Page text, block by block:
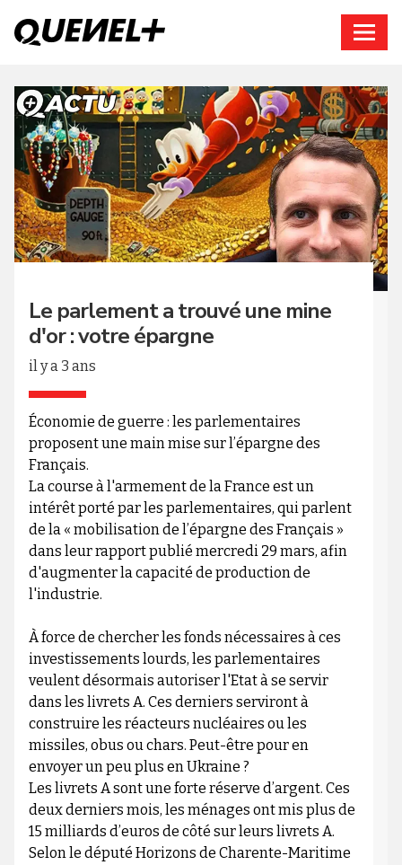
Le parlement a trouvé une mine
d'or : votre épargne
il y a 3 ans
Économie de guerre : les parlementaires
proposent une main mise sur l’épargne des
Français.
La course à l'armement de la France est un
intérêt porté par les parlementaires, qui parlent
de la « mobilisation de l’épargne des Français »
dans leur rapport publié mercredi 29 mars, afin
d'augmenter la capacité de production de
l'industrie.
À force de chercher les fonds nécessaires à ces
investissements lourds, les parlementaires
veulent désormais autoriser l'Etat à se servir
dans les livrets A. Ces derniers serviront à
construire les réacteurs nucléaires ou les
missiles, obus ou chars. Peut-être pour en
envoyer un peu plus en Ukraine ?
Les livrets A sont une forte réserve d’argent. Ces
deux derniers mois, les ménages ont mis plus de
15 milliards d’euros de côté sur leurs livrets A.
Selon le député Horizons de Charente-Maritime